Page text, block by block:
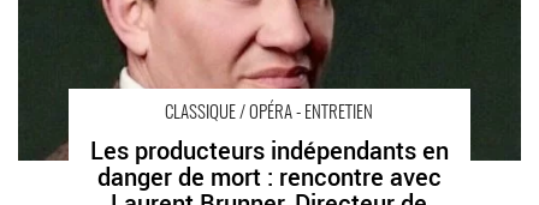
CLASSIQUE / OPÉRA - ENTRETIEN
Les producteurs indépendants en
danger de mort : rencontre avec